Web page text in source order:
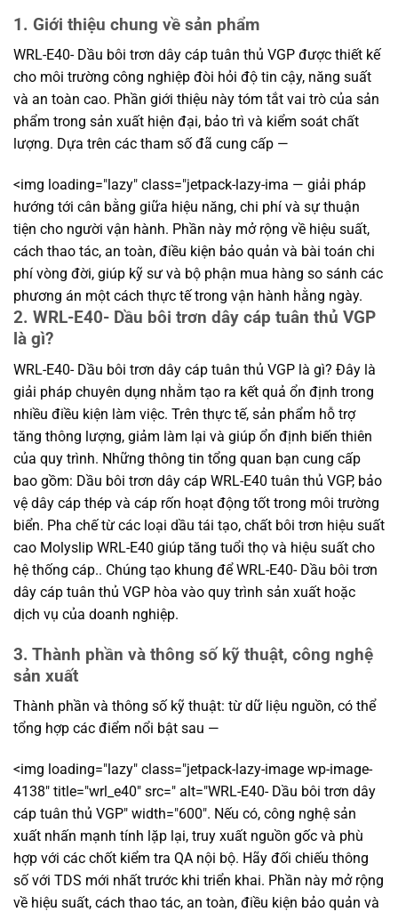
1. Giới thiệu chung về sản phẩm
WRL-E40- Dầu bôi trơn dây cáp tuân thủ VGP được thiết kế
cho môi trường công nghiệp đòi hỏi độ tin cậy, năng suất
và an toàn cao. Phần giới thiệu này tóm tắt vai trò của sản
phẩm trong sản xuất hiện đại, bảo trì và kiểm soát chất
lượng. Dựa trên các tham số đã cung cấp —
<img loading="lazy" class="jetpack-lazy-ima — giải pháp
hướng tới cân bằng giữa hiệu năng, chi phí và sự thuận
tiện cho người vận hành. Phần này mở rộng về hiệu suất,
cách thao tác, an toàn, điều kiện bảo quản và bài toán chi
phí vòng đời, giúp kỹ sư và bộ phận mua hàng so sánh các
phương án một cách thực tế trong vận hành hằng ngày.
2. WRL-E40- Dầu bôi trơn dây cáp tuân thủ VGP
là gì?
WRL-E40- Dầu bôi trơn dây cáp tuân thủ VGP là gì? Đây là
giải pháp chuyên dụng nhằm tạo ra kết quả ổn định trong
nhiều điều kiện làm việc. Trên thực tế, sản phẩm hỗ trợ
tăng thông lượng, giảm làm lại và giúp ổn định biến thiên
của quy trình. Những thông tin tổng quan bạn cung cấp
bao gồm: Dầu bôi trơn dây cáp WRL-E40 tuân thủ VGP, bảo
vệ dây cáp thép và cáp rốn hoạt động tốt trong môi trường
biển. Pha chế từ các loại dầu tái tạo, chất bôi trơn hiệu suất
cao Molyslip WRL-E40 giúp tăng tuổi thọ và hiệu suất cho
hệ thống cáp.. Chúng tạo khung để WRL-E40- Dầu bôi trơn
dây cáp tuân thủ VGP hòa vào quy trình sản xuất hoặc
dịch vụ của doanh nghiệp.
3. Thành phần và thông số kỹ thuật, công nghệ
sản xuất
Thành phần và thông số kỹ thuật: từ dữ liệu nguồn, có thể
tổng hợp các điểm nổi bật sau —
<img loading="lazy" class="jetpack-lazy-image wp-image-
4138" title="wrl_e40" src=" alt="WRL-E40- Dầu bôi trơn dây
cáp tuân thủ VGP" width="600". Nếu có, công nghệ sản
xuất nhấn mạnh tính lặp lại, truy xuất nguồn gốc và phù
hợp với các chốt kiểm tra QA nội bộ. Hãy đối chiếu thông
số với TDS mới nhất trước khi triển khai. Phần này mở rộng
về hiệu suất, cách thao tác, an toàn, điều kiện bảo quản và